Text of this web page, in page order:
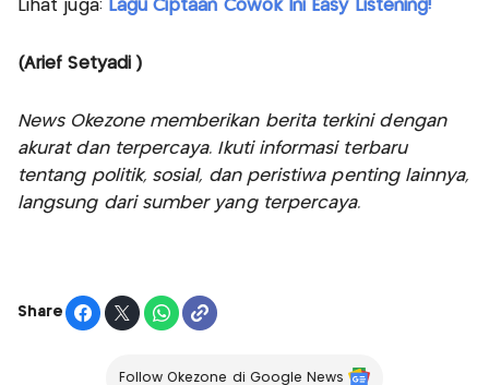
Lihat juga: Lagu Ciptaan Cowok Ini Easy Listening!
(Arief Setyadi )
News Okezone memberikan berita terkini dengan
akurat dan terpercaya. Ikuti informasi terbaru
tentang politik, sosial, dan peristiwa penting lainnya,
langsung dari sumber yang terpercaya.
Share
Follow Okezone di Google News